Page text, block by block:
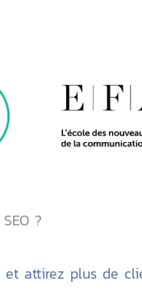
?
attirez plus de